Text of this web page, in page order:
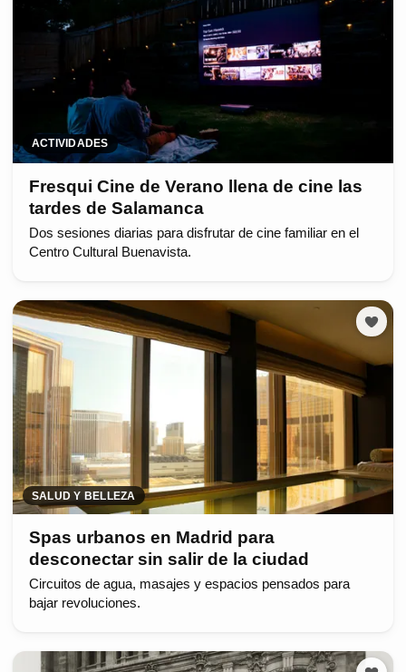
ACTIVIDADES
Fresqui Cine de Verano llena de cine las
tardes de Salamanca
Dos sesiones diarias para disfrutar de cine familiar en el
Centro Cultural Buenavista.
SALUD Y BELLEZA
Spas urbanos en Madrid para
desconectar sin salir de la ciudad
Circuitos de agua, masajes y espacios pensados para
bajar revoluciones.